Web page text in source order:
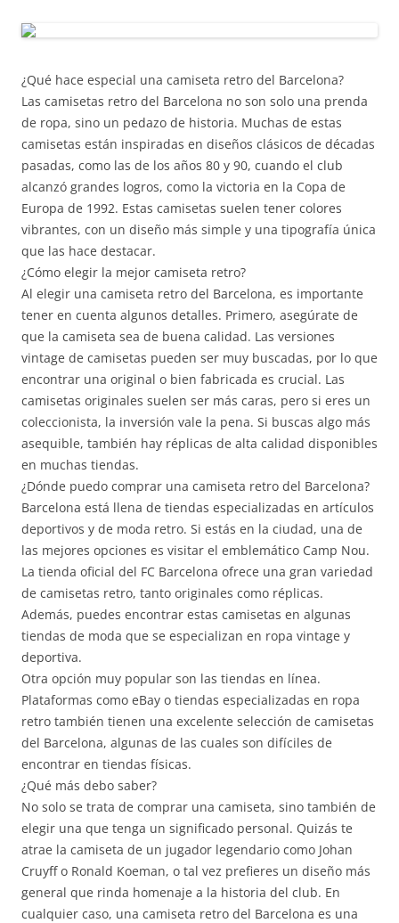
¿Qué hace especial una camiseta retro del Barcelona?
Las camisetas retro del Barcelona no son solo una prenda
de ropa, sino un pedazo de historia. Muchas de estas
camisetas están inspiradas en diseños clásicos de décadas
pasadas, como las de los años 80 y 90, cuando el club
alcanzó grandes logros, como la victoria en la Copa de
Europa de 1992. Estas camisetas suelen tener colores
vibrantes, con un diseño más simple y una tipografía única
que las hace destacar.
¿Cómo elegir la mejor camiseta retro?
Al elegir una camiseta retro del Barcelona, es importante
tener en cuenta algunos detalles. Primero, asegúrate de
que la camiseta sea de buena calidad. Las versiones
vintage de camisetas pueden ser muy buscadas, por lo que
encontrar una original o bien fabricada es crucial. Las
camisetas originales suelen ser más caras, pero si eres un
coleccionista, la inversión vale la pena. Si buscas algo más
asequible, también hay réplicas de alta calidad disponibles
en muchas tiendas.
¿Dónde puedo comprar una camiseta retro del Barcelona?
Barcelona está llena de tiendas especializadas en artículos
deportivos y de moda retro. Si estás en la ciudad, una de
las mejores opciones es visitar el emblemático Camp Nou.
La tienda oficial del FC Barcelona ofrece una gran variedad
de camisetas retro, tanto originales como réplicas.
Además, puedes encontrar estas camisetas en algunas
tiendas de moda que se especializan en ropa vintage y
deportiva.
Otra opción muy popular son las tiendas en línea.
Plataformas como eBay o tiendas especializadas en ropa
retro también tienen una excelente selección de camisetas
del Barcelona, algunas de las cuales son difíciles de
encontrar en tiendas físicas.
¿Qué más debo saber?
No solo se trata de comprar una camiseta, sino también de
elegir una que tenga un significado personal. Quizás te
atrae la camiseta de un jugador legendario como Johan
Cruyff o Ronald Koeman, o tal vez prefieres un diseño más
general que rinda homenaje a la historia del club. En
cualquier caso, una camiseta retro del Barcelona es una